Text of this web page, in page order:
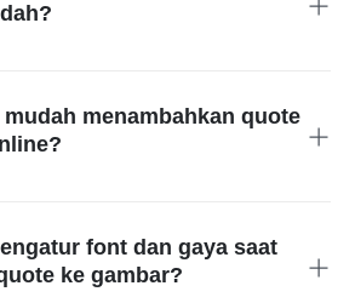
menambahkan quote
bisa jadi pilihan praktis untuk edit
font dan gaya saat
ke gambar?